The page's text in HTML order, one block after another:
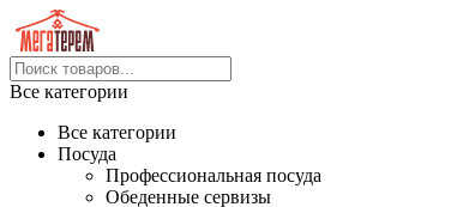
Все категории
Все категории
Посуда
Профессиональная посуда
Обеденные сервизы